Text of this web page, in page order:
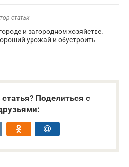
статьи
и загородном хозяйстве.
урожай и обустроить
Поделиться с